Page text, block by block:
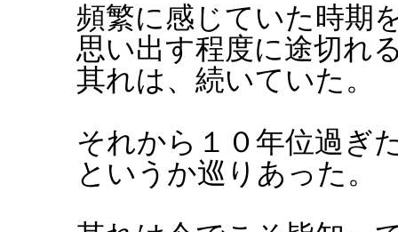
頻繁に感じていた時期
思い出す程度に途切れ
其れは、続いていた。
それから１０年位過ぎ
というか巡りあった。